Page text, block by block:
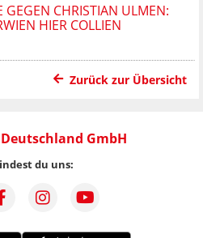
GEGEN CHRISTIAN ULMEN:
HIER COLLIEN
Zurück zur Übersicht
Deutschland GmbH
du uns: